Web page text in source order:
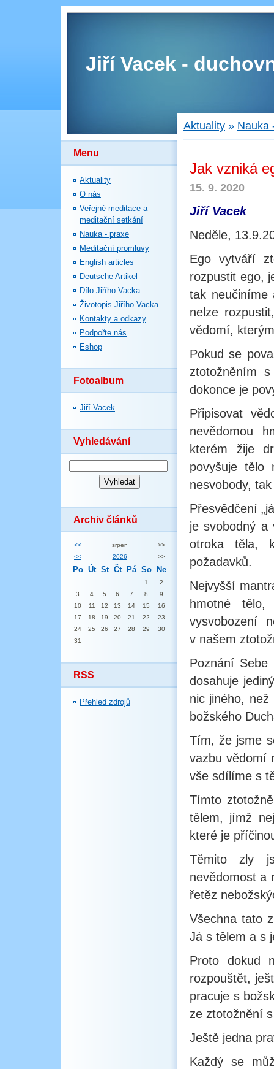
Jiří Vacek -
Menu
Aktuality
O nás
Veřejné meditace a
meditační setkání
Nauka - praxe
Meditační promluvy
English articles
Deutsche Artikel
Dílo Jiřího Vacka
Životopis Jiřího Vacka
Kontakty a odkazy
Podpořte nás
Eshop
Fotoalbum
Jiří Vacek
Vyhledávání
Archiv článků
<< srpen
>>
<<
2026 >>
Po Út St Čt Pá So Ne
1
2
3
4 5 6 7 8
9
10
11 12 13 14 15
16
17
18 19 20 21 22
23
24
25 26 27 28 29
30
31
RSS
Přehled zdrojů
Aktuality » Nauka
Jak vzniká
15. 9. 2020
Jiří Vacek
Neděle,
Ego vytváří
rozpustit ego,
tak neučiníme
nelze
vědomí,
Pokud se
ztotožněním
dokonce je
Připisovat
nevědomou
kterém žije
povyšuje
nesvobody,
Přesvědčení
je svobodný a
otroka těla,
požadavků.
Nejvyšší
hmotné
vysvobození
v našem
Poznání
dosahuje
nic jiného,
božského
Tím, že jsme
vazbu vědomí
vše sdílíme s
Tímto
tělem, jímž
které je
Těmito zly
nevědomost a
řetěz
Všechna tato
Já s tělem a s
Proto dokud
rozpouštět,
pracuje s
ze ztotožnění
Ještě jedna
Každý se